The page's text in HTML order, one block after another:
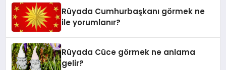
Rüyada Cumhurbaşkanı görmek ne
ile yorumlanır?
Rüyada Cüce görmek ne anlama
gelir?